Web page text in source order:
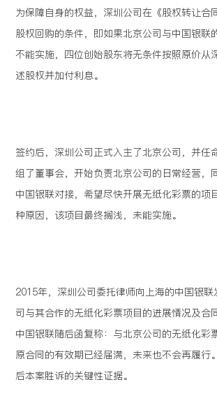
为保障自身的权益，深圳公司在《股权转让合
股权回购的条件，即如果北京公司与中国银联
不能实施，四位创始股东将无条件按照原价从
述股权并加付利息。
签约后，深圳公司正式入主了北京公司，并任
组了董事会，开始负责北京公司的日常经营，
中国银联对接，希望尽快开展无纸化彩票的项
种原因，该项目最终搁浅，未能实施。
2015年，深圳公司委托律师向上海的中国银
司与其合作的无纸化彩票项目的进展情况及合
中国银联随后函复称：与北京公司的无纸化彩
原合同的有效期已经届满，未来也不会再履行
后本案胜诉的关键性证据。